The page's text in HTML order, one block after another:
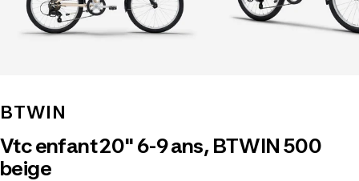
BTWIN
Vtc enfant 20" 6-9 ans, BTWIN 500
beige